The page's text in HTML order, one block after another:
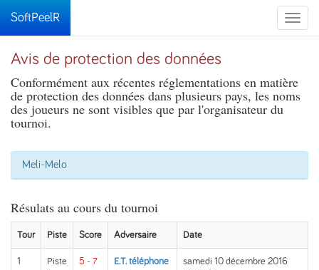
Toggle
SoftPeelR
Avis de protection des données
Conformément aux récentes réglementations en matière
de protection des données dans plusieurs pays, les noms
des joueurs ne sont visibles que par l'organisateur du
tournoi.
Meli-Melo
Résulats au cours du tournoi
Tour Piste Score Adversaire Date
1
Piste
5 - 7
E.T. téléphone
samedi 10 décembre 2016